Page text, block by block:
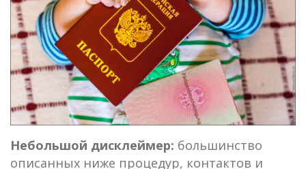
Небольшой дисклеймер: большинство
описанных ниже процедур, контактов и